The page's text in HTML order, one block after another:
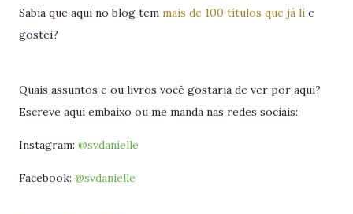
Sabia que aqui no blog tem mais de 100 títulos que já li e
gostei?
Quais assuntos e ou livros você gostaria de ver por aqui?
Escreve aqui embaixo ou me manda nas redes sociais:
Instagram: @svdanielle
Facebook: @svdanielle